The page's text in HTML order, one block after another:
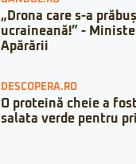
„Drona care s-a
ucraineană!” -
Apărării
DESCOPERA.RO
O proteină cheie a
salata verde pentru